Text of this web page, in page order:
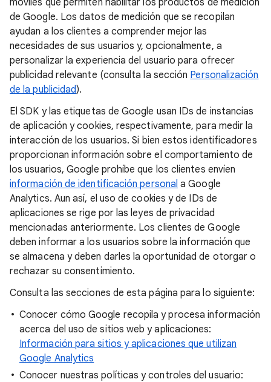
móviles que permiten habilitar los productos de medición
de Google. Los datos de medición que se recopilan
ayudan a los clientes a comprender mejor las
necesidades de sus usuarios y, opcionalmente, a
personalizar la experiencia del usuario para ofrecer
publicidad relevante (consulta la sección Personalización
de la publicidad).
El SDK y las etiquetas de Google usan IDs de instancias
de aplicación y cookies, respectivamente, para medir la
interacción de los usuarios. Si bien estos identificadores
proporcionan información sobre el comportamiento de
los usuarios, Google prohíbe que los clientes envíen
información de identificación personal a Google
Analytics. Aun así, el uso de cookies y de IDs de
aplicaciones se rige por las leyes de privacidad
mencionadas anteriormente. Los clientes de Google
deben informar a los usuarios sobre la información que
se almacena y deben darles la oportunidad de otorgar o
rechazar su consentimiento.
Consulta las secciones de esta página para lo siguiente:
Conocer cómo Google recopila y procesa información
acerca del uso de sitios web y aplicaciones:
Información para sitios y aplicaciones que utilizan
Google Analytics
Conocer nuestras políticas y controles del usuario: